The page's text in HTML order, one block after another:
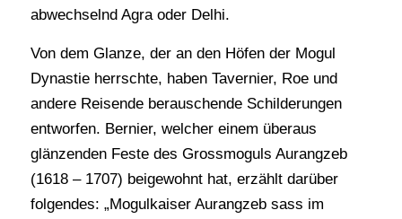
abwechselnd Agra oder Delhi.
Von dem Glanze, der an den Höfen der Mogul
Dynastie herrschte, haben Tavernier, Roe und
andere Reisende berauschende Schilderungen
entworfen. Bernier, welcher einem überaus
glänzenden Feste des Grossmoguls Aurangzeb
(1618 – 1707) beigewohnt hat, erzählt darüber
folgendes: „Mogulkaiser Aurangzeb sass im